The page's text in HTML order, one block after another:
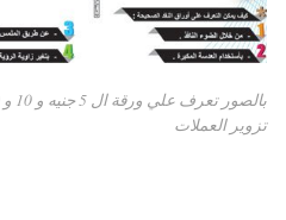
تزوير العملات